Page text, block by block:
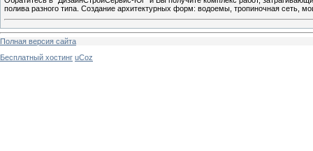
полива разного типа. Создание архитектурных форм: водоемы, тропиночная сеть,
Полная версия сайта
Бесплатный хостинг uCoz